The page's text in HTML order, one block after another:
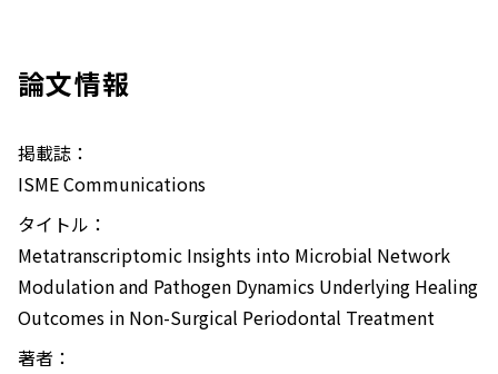
論文情報
掲載誌：
ISME Communications
タイトル：
Metatranscriptomic Insights into Microbial Network
Modulation and Pathogen Dynamics Underlying Healing
Outcomes in Non-Surgical Periodontal Treatment
著者：